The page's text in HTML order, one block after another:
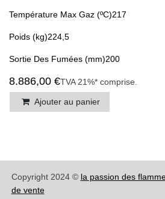
Température Max Gaz (ºC)217
Poids (kg)224,5
Sortie Des Fumées (mm)200
8.886,00 €TVA 21%* comprise.
Ajouter au panier
Copyright 2024 ©la passion des
générales de vente